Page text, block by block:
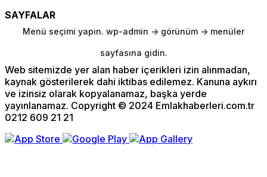
SAYFALAR
Menü seçimi yapın. wp-admin -> görünüm -> menüler
sayfasına gidin.
Web sitemizde yer alan haber içerikleri izin alınmadan,
kaynak gösterilerek dahi iktibas edilemez. Kanuna aykırı
ve izinsiz olarak kopyalanamaz, başka yerde
yayınlanamaz. Copyright © 2024 Emlakhaberleri.com.tr
0212 609 21 21